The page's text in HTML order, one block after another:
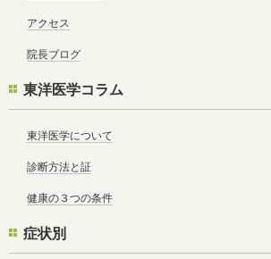
アクセス
院長ブログ
東洋医学コラム
東洋医学について
診断方法と証
健康の３つの条件
症状別